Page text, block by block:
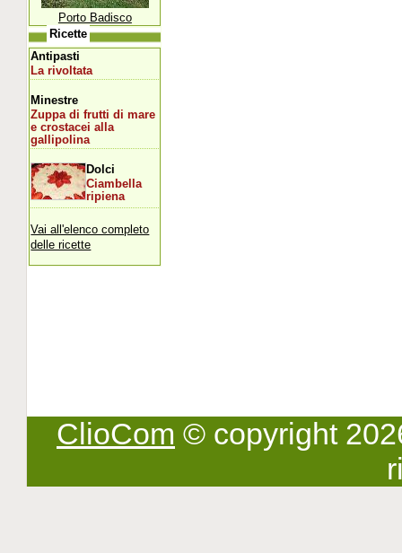
Porto Badisco
Ricette
Antipasti
La rivoltata
Minestre
Zuppa di frutti di mare
e crostacei alla
gallipolina
Dolci
Ciambella
ripiena
Vai all'elenco completo
delle ricette
ClioCom © copyright